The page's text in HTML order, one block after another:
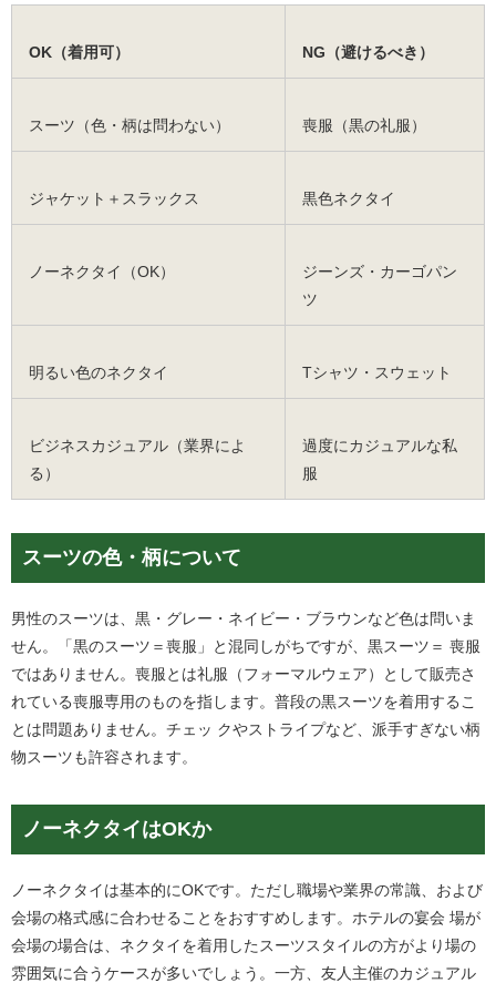
OK（着用可） NG（避けるべき）
スーツ（色・柄は問わない） 喪服（黒の礼服）
ジャケット＋スラックス 黒色ネクタイ
ノーネクタイ（OK）
ジーンズ・カーゴパン
ツ
明るい色のネクタイ Tシャツ・スウェット
ビジネスカジュアル（業界によ
る）
過度にカジュアルな私
服
スーツの色・柄について
男性のスーツは、黒・グレー・ネイビー・ブラウンなど色は問いま
せん。「黒のスーツ＝喪服」と混同しがちですが、黒スーツ＝ 喪服
ではありません。喪服とは礼服（フォーマルウェア）として販売さ
れている喪服専用のものを指します。普段の黒スーツを着用するこ
とは問題ありません。チェッ クやストライプなど、派手すぎない柄
物スーツも許容されます。
ノーネクタイはOKか
ノーネクタイは基本的にOKです。ただし職場や業界の常識、および
会場の格式感に合わせることをおすすめします。ホテルの宴会 場が
会場の場合は、ネクタイを着用したスーツスタイルの方がより場の
雰囲気に合うケースが多いでしょう。一方、友人主催のカジュアル